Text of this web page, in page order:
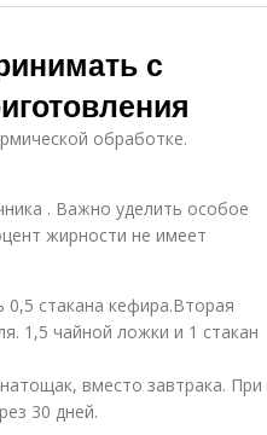
с
обработке.
. Важно уделить особое
жирности не имеет
стакана кефира.Вторая
1,5 чайной ложки и 1 стакан
вместо завтрака. При
30 дней.